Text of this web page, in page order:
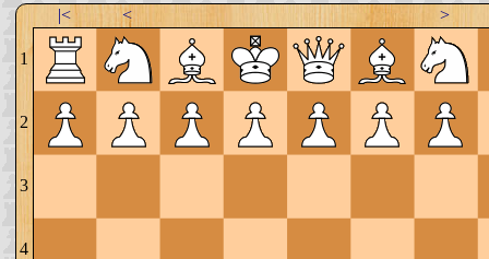
|< < >
1
2
3
4